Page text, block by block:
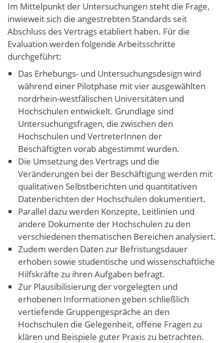
Im Mittelpunkt der Untersuchungen steht die Frage,
inwieweit sich die angestrebten Standards seit
Abschluss des Vertrags etabliert haben. Für die
Evaluation werden folgende Arbeitsschritte
durchgeführt:
Das Erhebungs- und Untersuchungsdesign wird
während einer Pilotphase mit vier ausgewählten
nordrhein-westfälischen Universitäten und
Hochschulen entwickelt. Grundlage sind
Untersuchungsfragen, die zwischen den
Hochschulen und VertreterInnen der
Beschäftigten vorab abgestimmt wurden.
Die Umsetzung des Vertrags und die
Veränderungen bei der Beschäftigung werden mit
qualitativen Selbstberichten und quantitativen
Datenberichten der Hochschulen dokumentiert.
Parallel dazu werden Konzepte, Leitlinien und
andere Dokumente der Hochschulen zu den
verschiedenen thematischen Bereichen analysiert.
Zudem werden Daten zur Befristungsdauer
erhoben sowie studentische und wissenschaftliche
Hilfskräfte zu ihren Aufgaben befragt.
Zur Plausibilisierung der vorgelegten und
erhobenen Informationen geben schließlich
vertiefende Gruppengespräche an den
Hochschulen die Gelegenheit, offene Fragen zu
klären und Beispiele guter Praxis zu betrachten.